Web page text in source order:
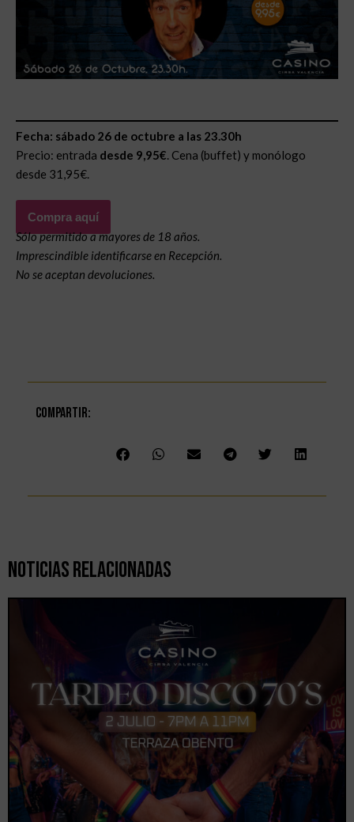
Fecha: sábado 26 de octubre a las 23.30h
Precio: entrada desde 9,95€. Cena (buffet) y monólogo
desde 31,95€.
Compra aquí
Sólo permitido a mayores de 18 años.
Imprescindible identificarse en Recepción.
No se aceptan devoluciones.
Compartir:
Noticias Relacionadas